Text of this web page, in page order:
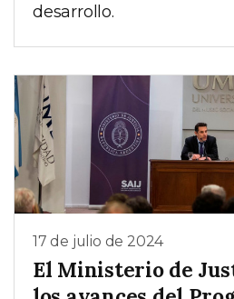
desarrollo.
17 de julio de 2024
El Ministerio de